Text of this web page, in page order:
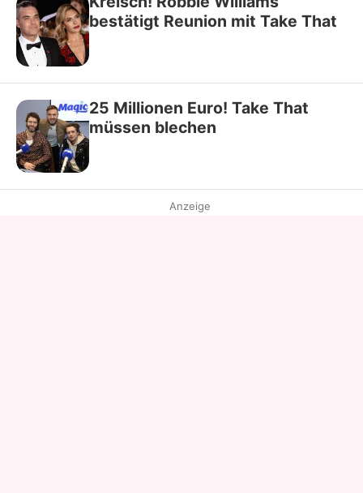
bestätigt Reunion mit Take That
25 Millionen Euro! Take That
müssen blechen
Anzeige